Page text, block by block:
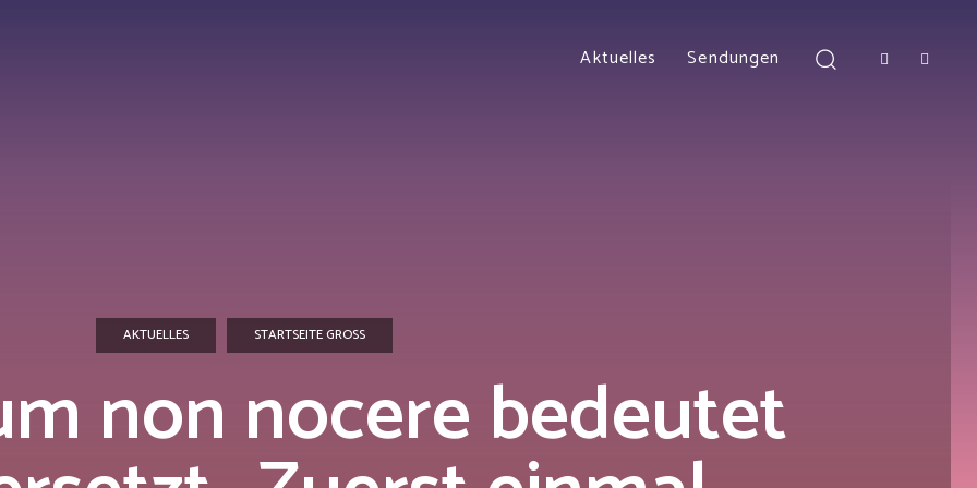
Aktuelles Sendungen
AKTUELLES STARTSEITE GROSS
non nocere bedeutet